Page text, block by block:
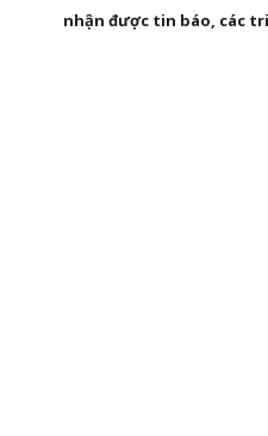
nhận được tin báo, các